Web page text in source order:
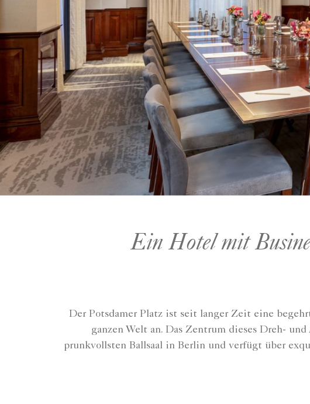
Ein Hotel mit
Der Potsdamer Platz ist seit langer Zeit eine
ganzen Welt an. Das Zentrum dieses Dreh-
prunkvollsten Ballsaal in Berlin und verfügt über